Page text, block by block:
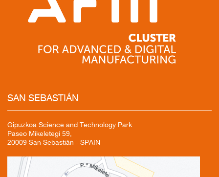
SAN SEBASTIÁN
Gipuzkoa Science and Technology Park
Paseo Mikeletegi 59,
20009 San Sebastián - SPAIN